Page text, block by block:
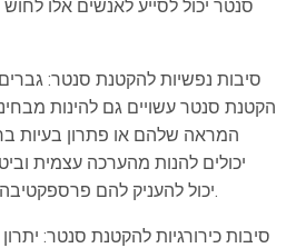
סנטר יכול לסייע לאנשים אלו
סיבות נפשיות להקטנת סנטר:
הקטנת סנטר עשויים גם להינות
המראה שלהם או פתרון בעיות
יכולים להנות מהערכה עצמית
יכול להעניק להם פרספקטיבה חיובית יותר על חייהם.
סיבות כירורגיות להקטנת סנטר: